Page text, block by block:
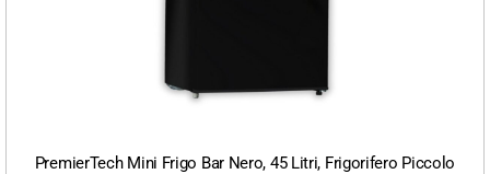
PremierTech Mini Frigo Bar Nero, 45 Litri, Frigorifero Piccolo